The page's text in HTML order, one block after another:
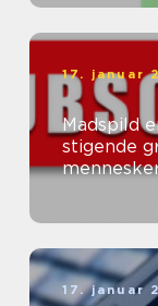
17. januar
Madspild
stigende
17. januar